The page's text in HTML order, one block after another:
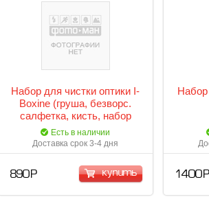
Набор для чистки оптики I-
Boxine (груша, безворс.
салфетка, кисть, набор
салфеток)
Есть в наличии
Доставка срок 3-4 дня
890 Р купить
Набор
1 400 Р